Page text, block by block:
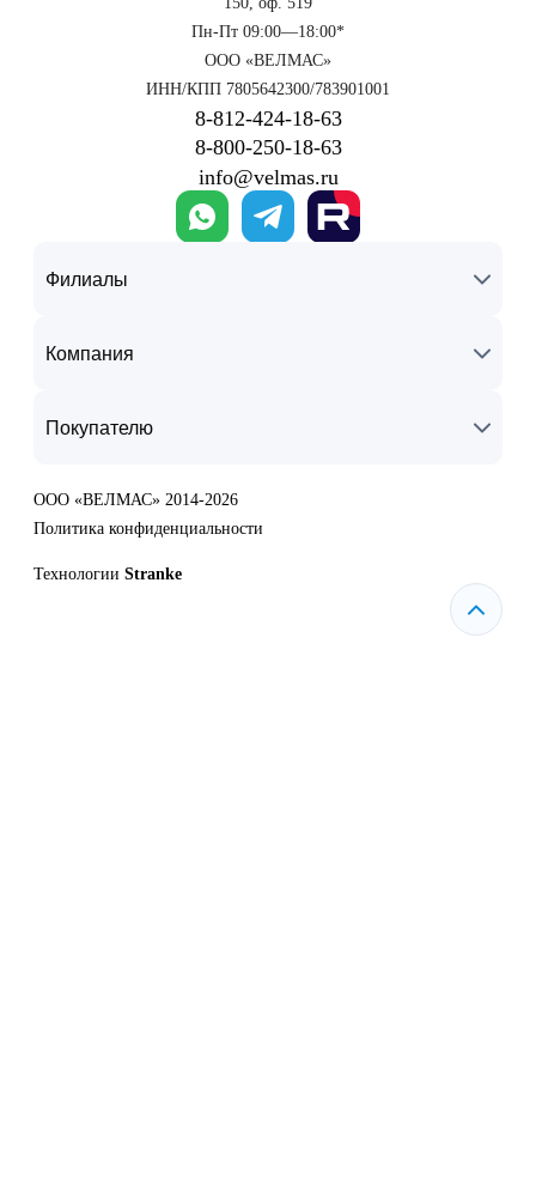
Пн-Пт 09:00—18:00*
ООО «ВЕЛМАС»
ИНН/КПП 7805642300/783901001
8‑812‑424‑18‑63
8‑800‑250‑18‑63
info@velmas.ru
Филиалы
Компания
Покупателю
ООО «ВЕЛМАС» 2014-2026
Политика конфиденциальности
Технологии Stranke